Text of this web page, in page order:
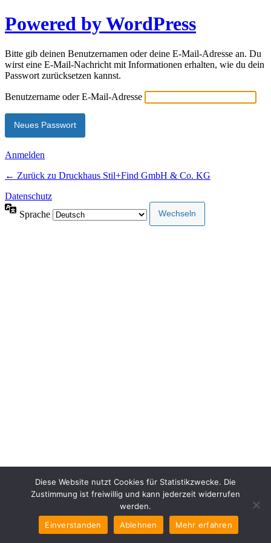
Powered by WordPress
Bitte gib deinen Benutzernamen oder deine E-Mail-Adresse an. Du
wirst eine E-Mail-Nachricht mit Informationen erhalten, wie du dein
Passwort zurücksetzen kannst.
Benutzername oder E-Mail-Adresse
Anmelden
← Zurück zu Druckhaus Stil+Find GmbH & Co. KG
Datenschutz
Sprache
Diese Website nutzt Cookies für Statistikzwecke. Die
Zustimmung ist freiwillig und kann jederzeit widerrufen
werden.
Einverstanden
Ablehnen Mehr erfahren